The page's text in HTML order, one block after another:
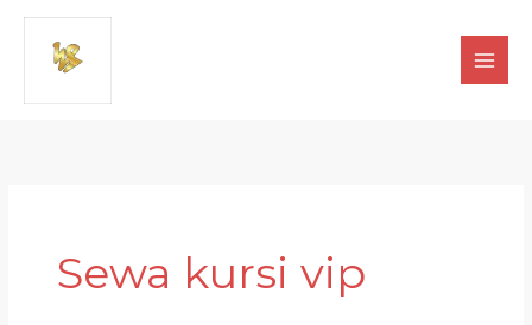
Lewati
Sewa kursi vip